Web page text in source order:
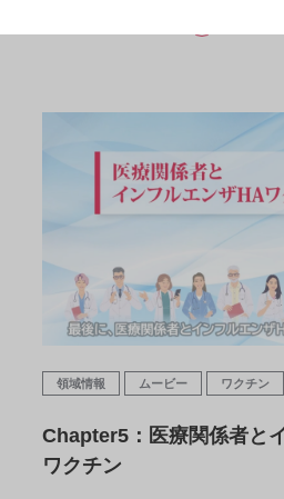
領域情報 ムービー ワクチン
Chapter5：医療関係者と
ワクチン